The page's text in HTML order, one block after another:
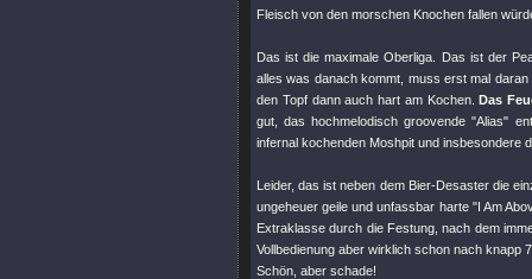
Fleisch von den morschen Knochen fallen
Das ist die maximale Oberliga. Das ist der
alles was danach kommt, muss erst mal
den Topf dann auch hart am Kochen.Das
gut, das hochmelodisch groovende"Alias"
infernal kochenden Moshpit und insbesondere
Leider, das ist neben dem Bier-Desaster die
ungeheuer geile und unfassbar harte "I Am
Extraklasse durch die Festung, nach dem
Vollbedienung aber wirklich schon nach knapp
Schön, aber schade!